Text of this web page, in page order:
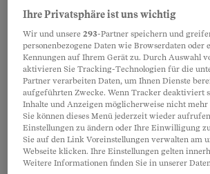
Stiftungsrats von SOS
berufliche Expertise kombiniere
meinem gesellschaftlichen
das ich auch als COO von
mehr Chancengleichheit in den
einbringe. Was mich bei SOS
antreibt, ist das gelebte
grosszügiger Spenden und
eingespielten Teams können
Ihre Privatsphäre ist uns wichtig
Wir und unsere293-Partner speichern und
personenbezogene Daten wie Browserdaten oder
Kennungen auf Ihrem Gerät zu. Durch Auswahl
aktivieren Sie Tracking-Technologien für die
Partner verarbeiten Daten, um Ihnen Dienste
aufgeführten Zwecke. Wenn Tracker deaktiviert
Inhalte und Anzeigen möglicherweise nicht mehr
Sie können dieses Menü jederzeit wieder
Einstellungen zu ändern oder Ihre Einwilligung
Sie auf den Link Voreinstellungen verwalten am
Webseite klicken. Ihre Einstellungen gelten
Weitere Informationen finden Sie in unserer